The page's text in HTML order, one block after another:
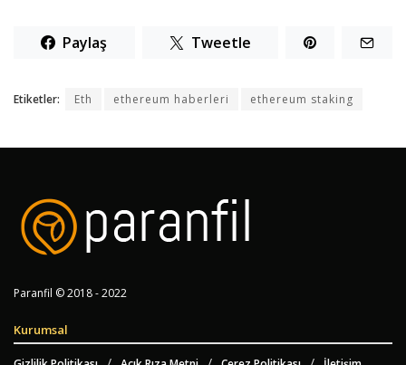
Paylaş Tweetle
Etiketler: Eth ethereum haberleri ethereum staking
Paranfil © 2018 - 2022
Kurumsal